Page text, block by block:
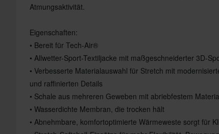
Atmungsaktivität.
Eigenschaften:
• Bereit für Tech-Air®
• Allwetter-Sport-Textiljacke mit maßgeschneiderter 3D-
• Verbesserte Materialauswahl für Stretch mit
und raffinierten Details
• Schale aus mehreren Geweben mit abriebfestem
• Wasserdichte Membran, die trocken hält
• Abnehmbare, komfortoptimierte Wärmeweste sorgt für